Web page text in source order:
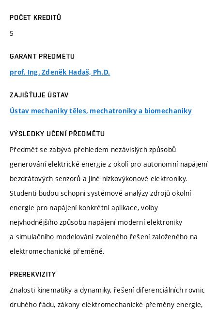
POČET KREDITŮ
5
GARANT PŘEDMĚTU
prof. Ing. Zdeněk Hadaš, Ph.D.
ZAJIŠŤUJE ÚSTAV
Ústav mechaniky těles, mechatroniky a biomechaniky
VÝSLEDKY UČENÍ PŘEDMĚTU
Předmět se zabývá přehledem nezávislých způsobů
generování elektrické energie z okolí pro autonomní napájení
bezdrátových senzorů a jiné nízkovýkonové elektroniky.
Studenti budou schopni systémové analýzy zdrojů okolní
energie pro napájení konkrétní aplikace, volby
nejvhodnějšího způsobu napájení moderní elektroniky
a simulačního modelování zvoleného řešení založeného na
elektromechanické přeměně.
PREREKVIZITY
Znalosti kinematiky a dynamiky, řešení diferenciálních rovnic
druhého řádu, zákony elektromechanické přeměny energie,